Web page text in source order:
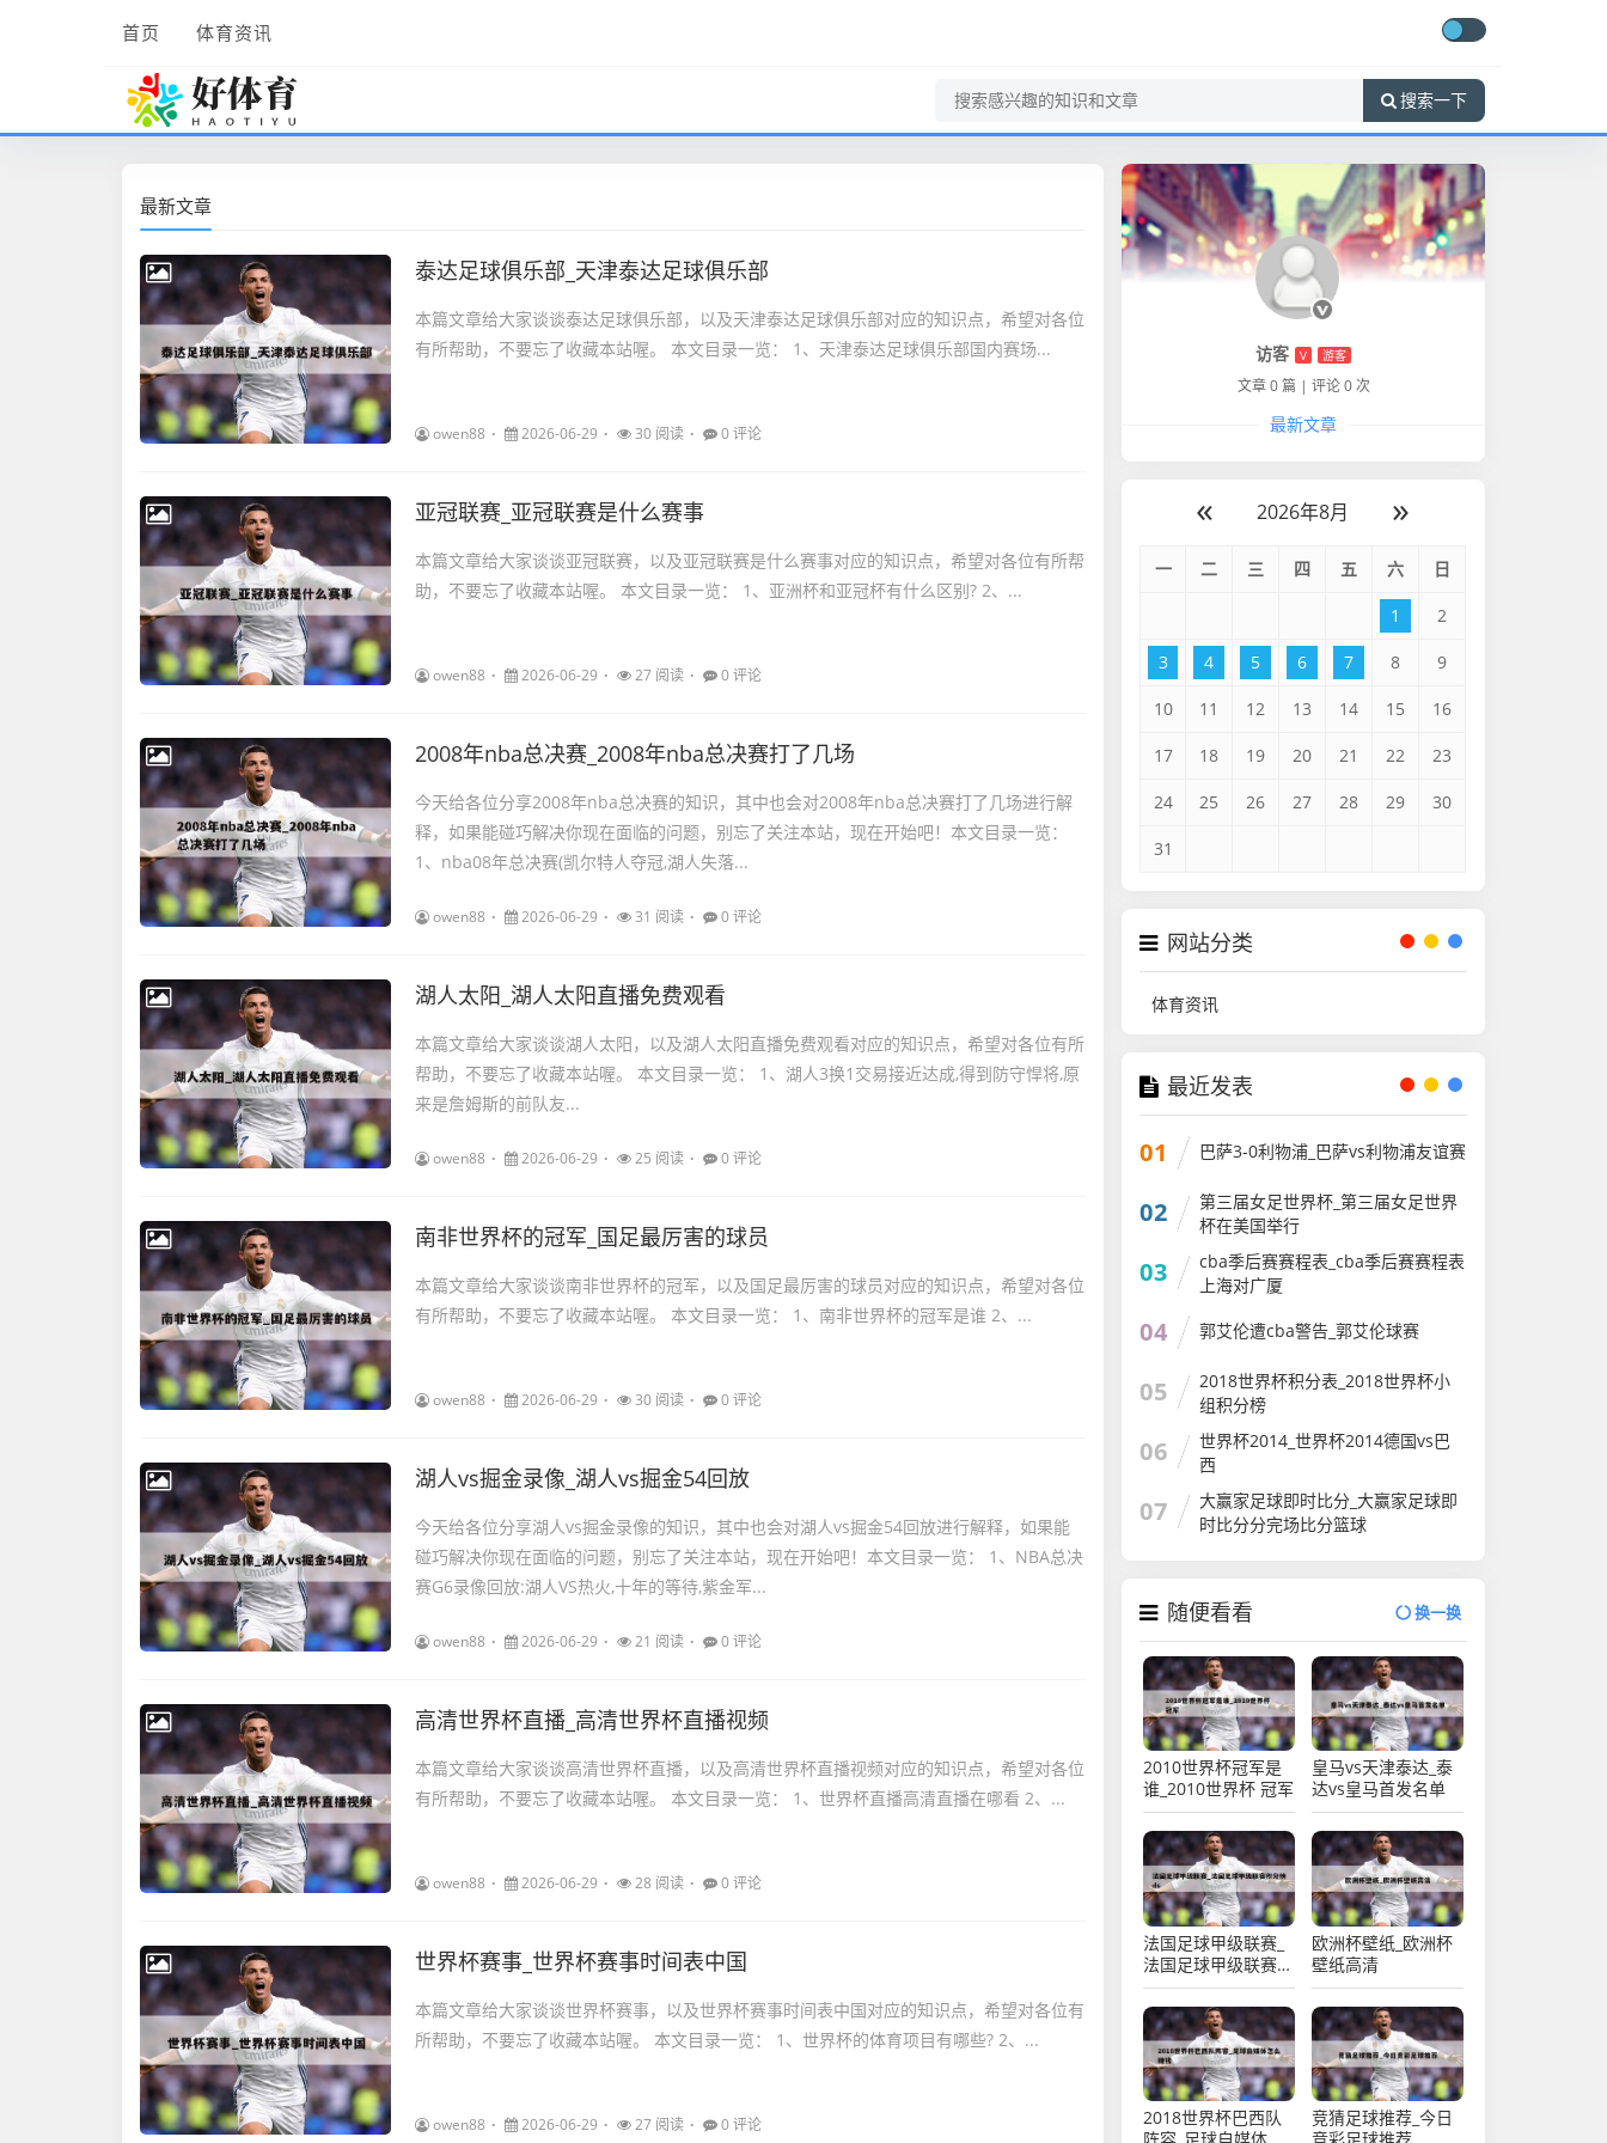
首页 体育资讯
搜索一下
最新文章
泰达足球俱乐部_天津泰达足球俱乐部
本篇文章给大家谈谈泰达足球俱乐部，以及天津泰达足球俱乐部对应的知识点，希望对各位
有所帮助，不要忘了收藏本站喔。 本文目录一览： 1、天津泰达足球俱乐部国内赛场...
owen88 2026-06-29 30 阅读 0 评论
亚冠联赛_亚冠联赛是什么赛事
本篇文章给大家谈谈亚冠联赛，以及亚冠联赛是什么赛事对应的知识点，希望对各位有所帮
助，不要忘了收藏本站喔。 本文目录一览： 1、亚洲杯和亚冠杯有什么区别? 2、...
owen88 2026-06-29 27 阅读 0 评论
2008年nba总决赛_2008年nba总决赛打了几场
今天给各位分享2008年nba总决赛的知识，其中也会对2008年nba总决赛打了几场进行解
释，如果能碰巧解决你现在面临的问题，别忘了关注本站，现在开始吧！本文目录一览：
1、nba08年总决赛(凯尔特人夺冠,湖人失落...
owen88 2026-06-29 31 阅读 0 评论
湖人太阳_湖人太阳直播免费观看
本篇文章给大家谈谈湖人太阳，以及湖人太阳直播免费观看对应的知识点，希望对各位有所
帮助，不要忘了收藏本站喔。 本文目录一览： 1、湖人3换1交易接近达成,得到防守悍将,原
来是詹姆斯的前队友...
owen88 2026-06-29 25 阅读 0 评论
南非世界杯的冠军_国足最厉害的球员
本篇文章给大家谈谈南非世界杯的冠军，以及国足最厉害的球员对应的知识点，希望对各位
有所帮助，不要忘了收藏本站喔。 本文目录一览： 1、南非世界杯的冠军是谁 2、...
owen88 2026-06-29 30 阅读 0 评论
湖人vs掘金录像_湖人vs掘金54回放
今天给各位分享湖人vs掘金录像的知识，其中也会对湖人vs掘金54回放进行解释，如果能
碰巧解决你现在面临的问题，别忘了关注本站，现在开始吧！本文目录一览： 1、NBA总决
赛G6录像回放:湖人VS热火,十年的等待,紫金军...
owen88 2026-06-29 21 阅读 0 评论
高清世界杯直播_高清世界杯直播视频
本篇文章给大家谈谈高清世界杯直播，以及高清世界杯直播视频对应的知识点，希望对各位
有所帮助，不要忘了收藏本站喔。 本文目录一览： 1、世界杯直播高清直播在哪看 2、...
owen88 2026-06-29 28 阅读 0 评论
世界杯赛事_世界杯赛事时间表中国
本篇文章给大家谈谈世界杯赛事，以及世界杯赛事时间表中国对应的知识点，希望对各位有
所帮助，不要忘了收藏本站喔。 本文目录一览： 1、世界杯的体育项目有哪些? 2、...
owen88 2026-06-29 27 阅读 0 评论
访客 V 游客
文章 0 篇 | 评论 0 次
最新文章
« 2026年8月 »
一 二 三 四 五 六 日
1 2
3 4 5 6 7 8 9
10 11 12 13 14 15 16
17 18 19 20 21 22 23
24 25 26 27 28 29 30
31
网站分类
体育资讯
最近发表
01 巴萨3-0利物浦_巴萨vs利物浦友谊赛
02
第三届女足世界杯_第三届女足世界
杯在美国举行
03
cba季后赛赛程表_cba季后赛赛程表
上海对广厦
04 郭艾伦遭cba警告_郭艾伦球赛
05
2018世界杯积分表_2018世界杯小
组积分榜
06
世界杯2014_世界杯2014德国vs巴
西
07
大赢家足球即时比分_大赢家足球即
时比分分完场比分篮球
随便看看 换一换
2010世界杯冠军是
谁_2010世界杯 冠军
皇马vs天津泰达_泰
达vs皇马首发名单
法国足球甲级联赛_
法国足球甲级联赛积
分榜ds
欧洲杯壁纸_欧洲杯
壁纸高清
2018世界杯巴西队
竞猜足球推荐_今日